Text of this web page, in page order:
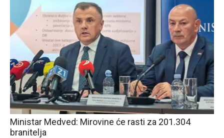
Ministar Medved: Mirovine će rasti za 201.304
branitelja